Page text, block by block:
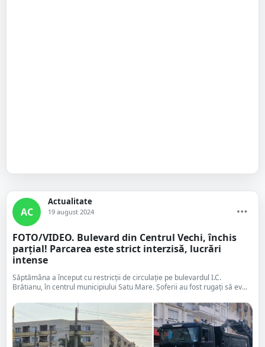
AC
Actualitate
19 august 2024
FOTO/VIDEO. Bulevard din Centrul Vechi, închis
parțial! Parcarea este strict interzisă, lucrări
intense
Săptămâna a început cu restricții de circulație pe bulevardul I.C.
Brătianu, în centrul municipiului Satu Mare. Șoferii au fost rugați să ev...